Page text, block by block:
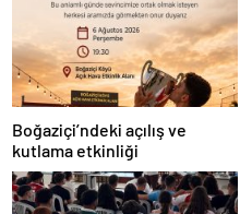
Boğaziçi’ndeki açılış ve
kutlama etkinliği